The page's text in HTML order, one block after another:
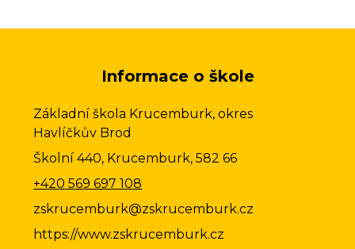
Informace o škole
Základní škola Krucemburk, okres
Havlíčkův Brod
Školní 440, Krucemburk, 582 66
+420 569 697 108
zskrucemburk@zskrucemburk.cz
https://www.zskrucemburk.cz